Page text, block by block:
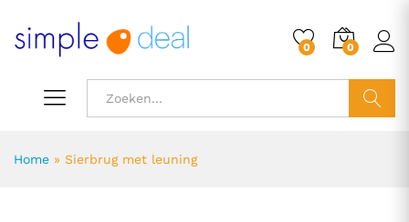
0 0
Home » Sierbrug met leuning